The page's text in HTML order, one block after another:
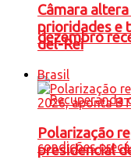
dezembro
Câmara
prioridades e
del-Rei
Brasil
Polarização
presidencial